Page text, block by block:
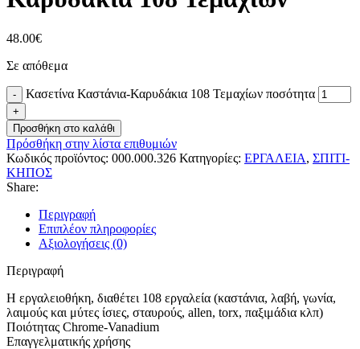
48.00€
Σε απόθεμα
Κασετίνα Καστάνια-Καρυδάκια 108 Τεμαχίων ποσότητα
Προσθήκη στο καλάθι
Πρόσθήκη στην λίστα επιθυμιών
Κωδικός προϊόντος: 000.000.326 Κατηγορίες: ΕΡΓΑΛΕΙΑ, ΣΠΙΤΙ-
ΚΗΠΟΣ
Share:
Περιγραφή
Επιπλέον πληροφορίες
Αξιολογήσεις (0)
Περιγραφή
Η εργαλειοθήκη, διαθέτει 108 εργαλεία (καστάνια, λαβή, γωνία,
λαιμούς και μύτες ίσιες, σταυρούς, allen, torx, παξιμάδια κλπ)
Ποιότητας Chrome-Vanadium
Επαγγελματικής χρήσης